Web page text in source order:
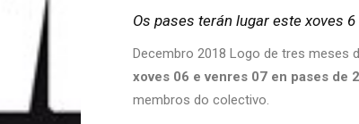
Os pases terán lugar este xoves
Decembro 2018 Logo de tres meses
xoves 06 e venres 07 en pases de
membros do colectivo.